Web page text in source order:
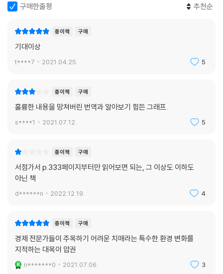
다. 선진경제의 노동자들은 소득을 적절히 분배받지 못했으며 명목·실질
났다. 그러나 향후 노동 공급이 감소할 경우, 협상력 증대와 함께 실질임금
과 소득 분배가 다시 증가하고 불평등은 완화될 것이다. 저자들은 이러한
상황에서 연금과 의료비용 재원을 충당하기 위해 노동자들에게 과도한 세
금 부담이 지워지면, 노동자들은 세후 실질임금을 확보하기 위하여 높은
부채 부담을 지고 있는 국가들에 인플레이션 압력을 가할 것이다.
인구변동을 상쇄시킬 것으로 기대되는 요인들은
큰 구멍을 메우기에 충분하지 못하다
한편으로는 세계가 앞으로 경험할 대대적인 인구변동은 감당할 수 있는 수
정도라고 전망하는 관점도 있다. 그들에 따르면 ‘자동화와 인공지능, 장노
년층의 노동참여율 상승, 인도와 아프리카의 인구 증가’가 급격한 인구변
동을 상쇄할 수 있다. 이는 모두 사실이다. 그러나 핵심은 ‘그 변화의 크
논증한다.
거시경제 문헌에서 의존은 신체적 상태와 무관하게 특정한 연령층과 관련
해서만 서술된다. 그러나 보건의료 문헌에서 의존은 외부의 간병과 도움이
필요한 상태로 정의된다. 나아가 간병은 개인적이고 정서적인 뒷받침을 포
구매한줄평 추천순
종이책 구매
기대이상
t****7 2021.04.25. 5
종이책 구매
훌륭한 내용을 망쳐버린 번역과 알아보기 힘든 그래프.
s****1 2021.07.12. 5
종이책 구매
서점가서 p.333페이지부터만 읽어보면 되는, 그 이상도 이하도
아닌 책
d******n 2022.12.19. 4
종이책 구매
경제 전문가들이 주목하기 어려운 치매라는 특수한 환경 변화를
지적하는 대목이 압권
n*******0 2021.07.06. 3